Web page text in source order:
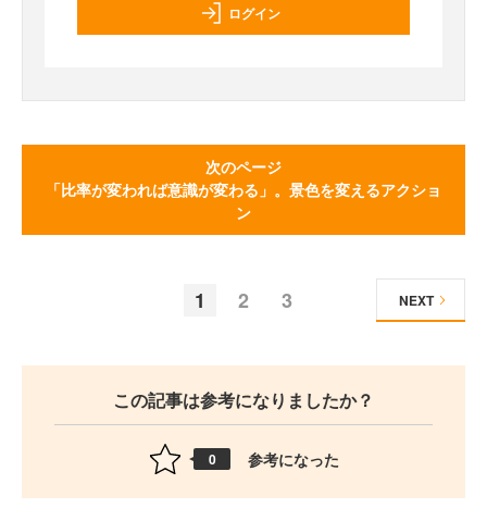
ログイン
次のページ
「比率が変われば意識が変わる」。景色を変えるアクショ
ン
1 2 3 NEXT
この記事は参考になりましたか？
0 参考になった